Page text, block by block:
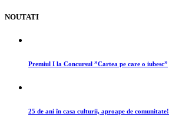
NOUTATI
Premiul I la Concursul ”Cartea pe care o iubesc”
25 de ani în casa culturii, aproape de comunitate!